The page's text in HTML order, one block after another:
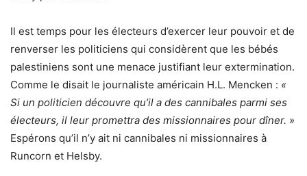
Il est temps pour les électeurs d’exercer leur pouvoir et de
renverser les politiciens qui considèrent que les bébés
palestiniens sont une menace justifiant leur extermination.
Comme le disait le journaliste américain H.L. Mencken : «
Si un politicien découvre qu’il a des cannibales parmi ses
électeurs, il leur promettra des missionnaires pour dîner. »
Espérons qu’il n’y ait ni cannibales ni missionnaires à
Runcorn et Helsby.